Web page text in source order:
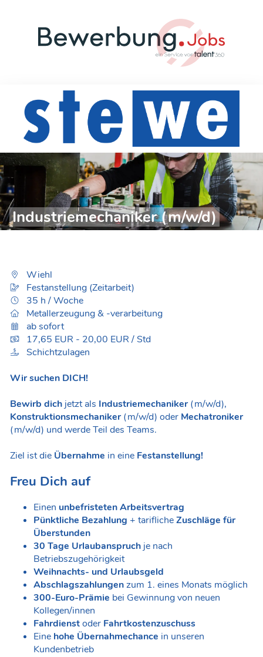
Industriemechaniker (m/w/d)
Wiehl
Festanstellung (Zeitarbeit)
35 h / Woche
Metallerzeugung & -verarbeitung
ab sofort
17,65 EUR - 20,00 EUR / Std
Schichtzulagen
Wir suchen DICH!
Bewirb dich jetzt als Industriemechaniker(m/w/d),
Konstruktionsmechaniker(m/w/d) oder Mechatroniker
(m/w/d) und werde Teil des Teams.
Ziel ist die Übernahme in eine Festanstellung!
Freu Dich auf
Einen unbefristeten Arbeitsvertrag
Pünktliche Bezahlung + tariflicheZuschläge für
Überstunden
30 Tage Urlaubanspruch je nach
Betriebszugehörigkeit
Weihnachts- und Urlaubsgeld
Abschlagszahlungenzum 1. eines Monats möglich
300-Euro-Prämie bei Gewinnung von neuen
Kollegen/innen
Fahrdienstoder Fahrtkostenzuschuss
Eine hohe Übernahmechance in unseren
Kundenbetrieb